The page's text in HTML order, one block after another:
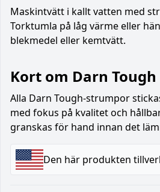
Maskintvätt i kallt vatten med
Torktumla på låg värme eller
blekmedel eller kemtvätt.
Kort om Darn Tough
Alla Darn Tough-strumpor
med fokus på kvalitet och
granskas för hand innan det
Den här produkten